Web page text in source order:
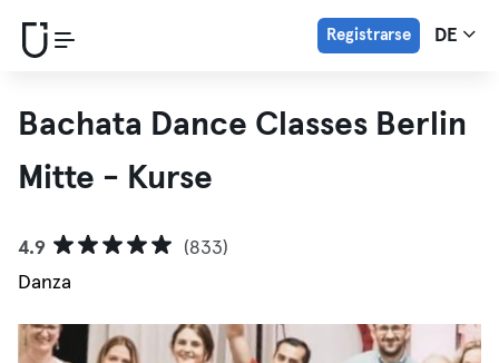
Registrarse DE
Bachata Dance Classes Berlin
Mitte - Kurse
4.9
(833)
Danza